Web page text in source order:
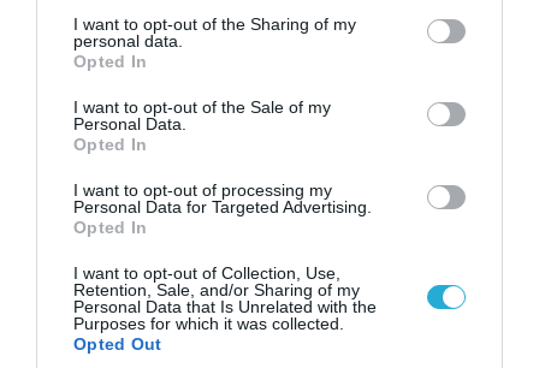
not limited to your visit or usage behaviour. You may click to
grant or deny consent to Google and its third-party tags to
use your data for below specified purposes in below Google
consent section.
I want to opt-out of the Sharing of my
personal data.
Opted In
I want to opt-out of the Sale of my
Personal Data.
Opted In
I want to opt-out of processing my
Personal Data for Targeted Advertising.
Opted In
I want to opt-out of Collection, Use,
Retention, Sale, and/or Sharing of my
Personal Data that Is Unrelated with the
Purposes for which it was collected.
Opted Out
«Επιχείρηση ελεύθερα πεζοδρόμια» στην
Αθήνα: Απομακρύνθηκαν παράνομα
αντικείμενα από κοινόχρηστους χώρους